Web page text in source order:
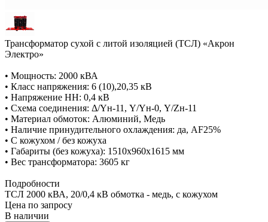
Трансформатор сухой с литой изоляцией (ТСЛ) «Акрон
Электро»
• Мощность: 2000 кВА
• Класс напряжения: 6 (10),20,35 кВ
• Напряжение НН: 0,4 кВ
• Схема соединения: Δ/Yн-11, Y/Yн-0, Y/Zн-11
• Материал обмоток: Алюминий, Медь
• Наличие принудительного охлаждения: да, AF25%
• С кожухом / без кожуха
• Габариты (без кожуха): 1510х960х1615 мм
• Вес трансформатора: 3605 кг
Подробности
ТСЛ 2000 кВА, 20/0,4 кВ обмотка - медь, с кожухом
Цена по запросу
В наличии